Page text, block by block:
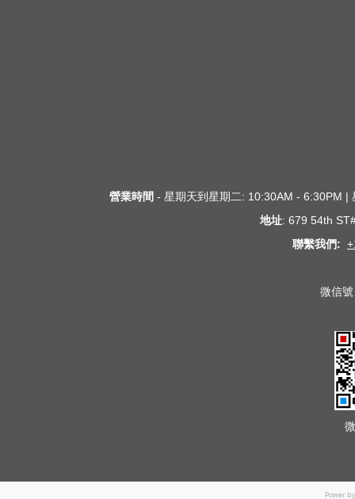
營業時間 - 星期天到星期二: 10:30AM - 6:30PM |
地址: 679 54th
聯繫我們:
微信
Power